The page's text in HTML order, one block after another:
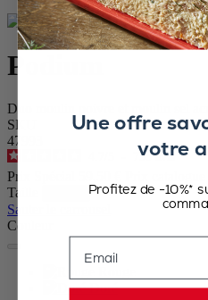
Podium
Duo moulin poivre et moulin sel
SKU
47993
753avis
Prix Spécial
Taille
Sauter le carrousel
Couleur
Doré
Une offre
votre
Profitez de -10%*
Email